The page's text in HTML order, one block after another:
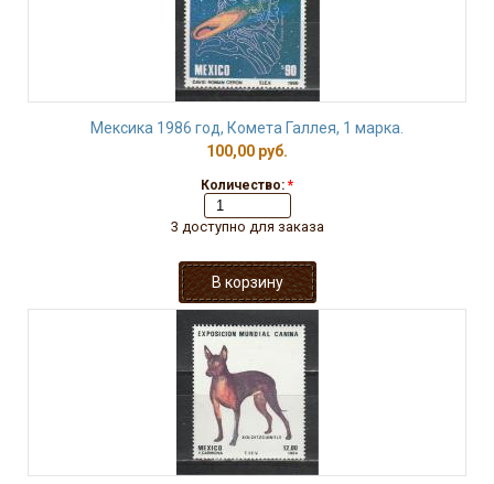
Мексика 1986 год, Комета Галлея, 1 марка.
100,00 руб.
Количество: *
3 доступно для заказа